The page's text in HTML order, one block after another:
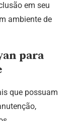
em seu
ambiente de
para
que possuam